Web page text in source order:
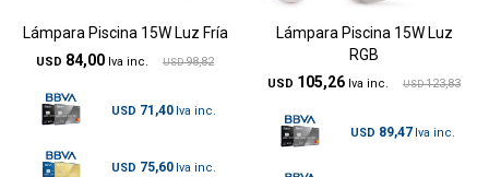
Lámpara Piscina 15W Luz Fría
USD 84,00 USD 98,82
USD 71,40
USD 75,60
Lámpara Piscina 15W Luz
RGB
USD 105,26 USD 123,83
USD 89,47